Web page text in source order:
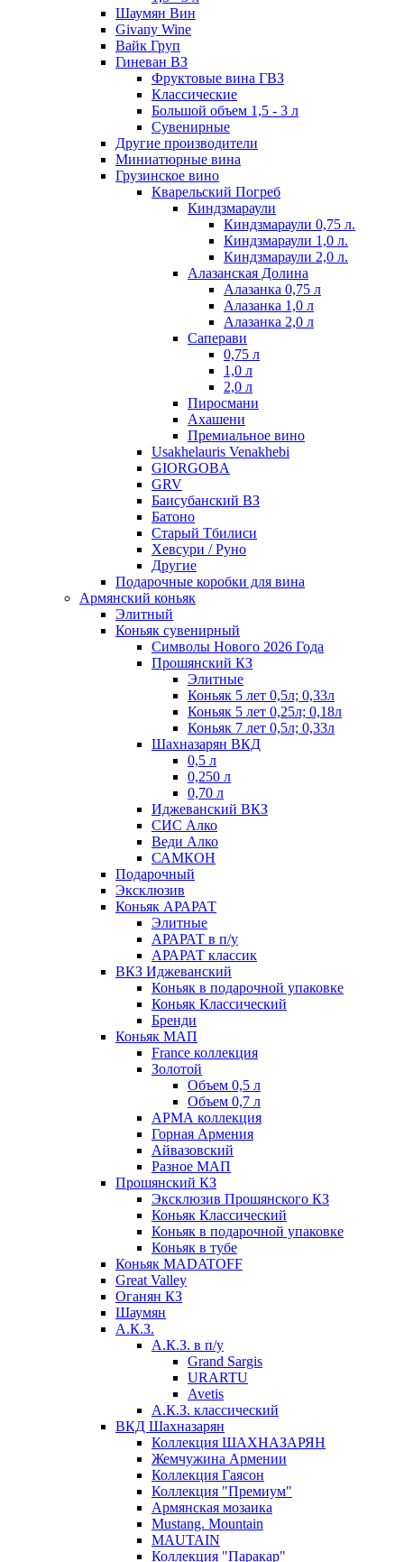
Шаумян Вин
Givany Wine
Вайк Груп
Гиневан ВЗ
Фруктовые вина ГВЗ
Классические
Большой объем 1,5 - 3 л
Сувенирные
Другие производители
Миниатюрные вина
Грузинское вино
Кварельский Погреб
Киндзмараули
Киндзмараули 0,75 л.
Киндзмараули 1,0 л.
Киндзмараули 2,0 л.
Алазанская Долина
Алазанка 0,75 л
Алазанка 1,0 л
Алазанка 2,0 л
Саперави
0,75 л
1,0 л
2,0 л
Пиросмани
Ахашени
Премиальное вино
Usakhelauris Venakhebi
GIORGOBA
GRV
Баисубанский ВЗ
Батоно
Старый Тбилиси
Хевсури / Руно
Другие
Подарочные коробки для вина
Армянский коньяк
Элитный
Коньяк сувенирный
Символы Нового 2026 Года
Прошянский КЗ
Элитные
Коньяк 5 лет 0,5л; 0,33л
Коньяк 5 лет 0,25л; 0,18л
Коньяк 7 лет 0,5л; 0,33л
Шахназарян ВКД
0,5 л
0,250 л
0,70 л
Иджеванский ВКЗ
СИС Алко
Веди Алко
САМКОН
Подарочный
Эксклюзив
Коньяк АРАРАТ
Элитные
АРАРАТ в п/у
АРАРАТ классик
ВКЗ Иджеванский
Коньяк в подарочной упаковке
Коньяк Классический
Бренди
Коньяк МАП
France коллекция
Золотой
Объем 0,5 л
Объем 0,7 л
АРМА коллекция
Горная Армения
Айвазовский
Разное МАП
Прошянский КЗ
Эксклюзив Прошянского КЗ
Коньяк Классический
Коньяк в подарочной упаковке
Коньяк в тубе
Коньяк MADATOFF
Great Valley
Оганян КЗ
Шаумян
А.К.З.
А.К.З. в п/у
Grand Sargis
URARTU
Avetis
А.К.З. классический
ВКД Шахназарян
Коллекция ШАХНАЗАРЯН
Жемчужина Армении
Коллекция Гаясон
Коллекция "Премиум"
Армянская мозаика
Mustang. Mountain
MAUTAIN
Коллекция "Паракар"